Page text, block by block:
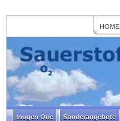
HOME
Inogen One Sonderangebote